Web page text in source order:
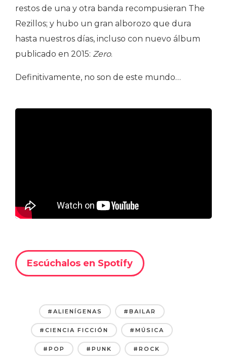
restos de una y otra banda recompusieran The
Rezillos; y hubo un gran alborozo que dura
hasta nuestros días, incluso con nuevo álbum
publicado en 2015: Zero.
Definitivamente, no son de este mundo…
Escúchalos en Spotify
#ALIENÍGENAS #BAILAR
#CIENCIA FICCIÓN #MÚSICA
#POP #PUNK #ROCK